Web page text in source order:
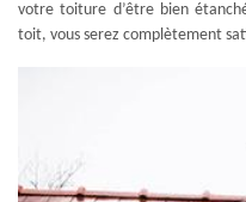
votre toiture d’être bien
toit, vous serez complètement